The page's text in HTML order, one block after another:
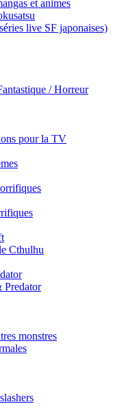
et animes
live SF japonaises)
/ Horreur
pour la TV
Cthulhu
Predator
monstres